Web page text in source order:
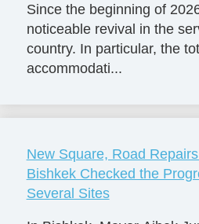
Since the beginning of
noticeable revival in the
country. In particular, the
accommodati...
New Square, Road
Bishkek Checked the
Several Sites